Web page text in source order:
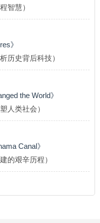
智慧）
》
历史背后科技）
the World》
人类社会）
Canal》
的艰辛历程）